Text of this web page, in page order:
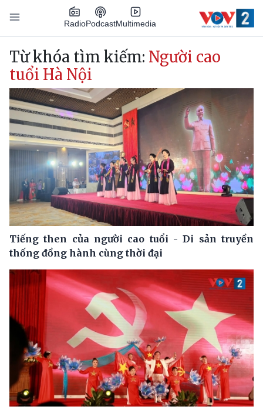
Nhảy đến nội dung
RadioPodcastMultimedia
Main navigation
Từ khóa tìm kiếm: Người cao
tuổi Hà Nội
Tiếng then của người cao tuổi - Di sản truyền
thống đồng hành cùng thời đại